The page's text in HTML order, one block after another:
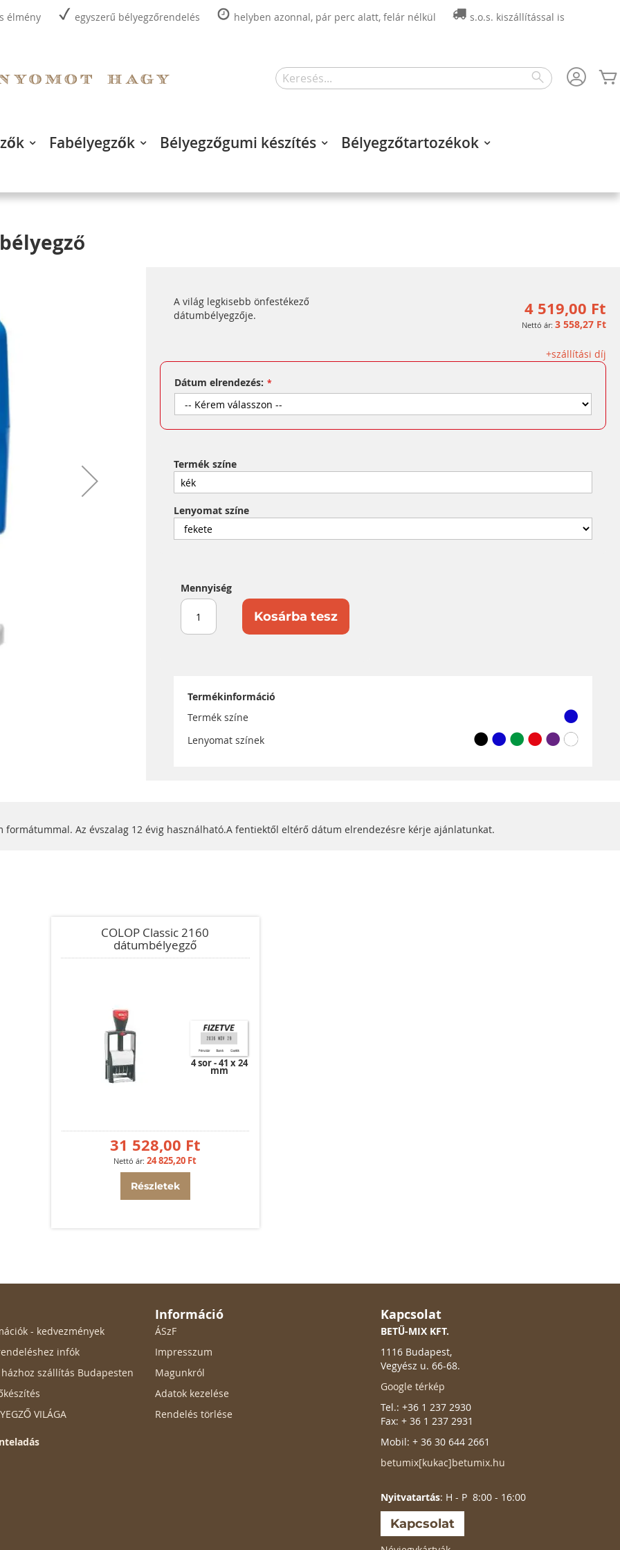
élmény egyszerű bélyegzőrendelés helyben azonnal, pár perc alatt, felár nélkül
s.o.s. kiszállítással is
Search
Fabélyegzők Bélyegzőgumi készítés
Bélyegzőtartozékok
4 519,00 Ft
3 558,27 Ft
+szállítási díj
A világ legkisebb önfestékező
dátumbélyegzője.
Dátum elrendezés:
Termék színe
Lenyomat színe
Mennyiség
Kosárba tesz
Termékinformáció
Termék színe
Lenyomat színek
Az évszalag 12 évig használható.A fentiektől eltérő dátum elrendezésre kérje ajánlatunkat.
COLOP Classic 2160
dátumbélyegző
4 sor 41 x 24
mm
31 528,00 Ft
24 825,20 Ft
Részletek
- kedvezmények
infók
házhoz szállítás Budapesten
VILÁGA
Információ
ÁSzF
Impresszum
Magunkról
Adatok kezelése
Rendelés törlése
Kapcsolat
BETŰ-MIX KFT.
1116 Budapest,
Vegyész u. 66-68.
Google térkép
Tel.: +36 1 237 2930
Fax: + 36 1 237 2931
Mobil: + 36 30 644 2661
betumix[kukac]betumix.hu
Nyitvatartás: H - P 8:00 - 16:00
Kapcsolat